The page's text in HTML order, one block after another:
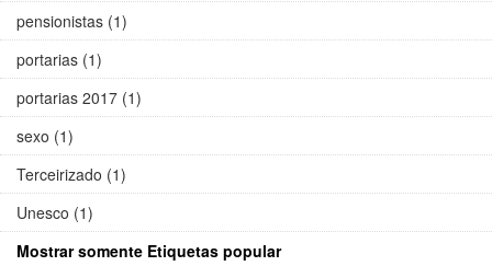
pensionistas (1)
portarias (1)
portarias 2017 (1)
sexo (1)
Terceirizado (1)
Unesco (1)
Mostrar somente Etiquetas popular